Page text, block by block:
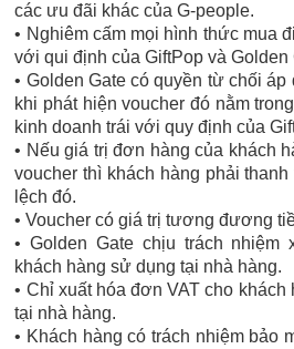
các ưu đãi khác của G-people.
• Nghiêm cấm mọi hình thức mua
với qui định của GiftPop và Golden
• Golden Gate có quyền từ chối
khi phát hiện voucher đó nằm
kinh doanh trái với quy định của
• Nếu giá trị đơn hàng của khách
voucher thì khách hàng phải
lệch đó.
• Voucher có giá trị tương đương
• Golden Gate chịu trách nhiệm
khách hàng sử dụng tại nhà hàng.
• Chỉ xuất hóa đơn VAT cho
tại nhà hàng.
• Khách hàng có trách nhiệm bảo